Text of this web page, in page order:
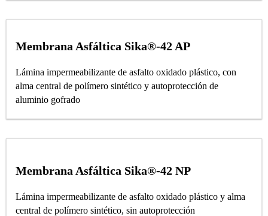
Membrana Asfáltica Sika®-42 AP
Lámina impermeabilizante de asfalto oxidado plástico, con
alma central de polímero sintético y autoprotección de
aluminio gofrado
Membrana Asfáltica Sika®-42 NP
Lámina impermeabilizante de asfalto oxidado plástico y alma
central de polímero sintético, sin autoprotección